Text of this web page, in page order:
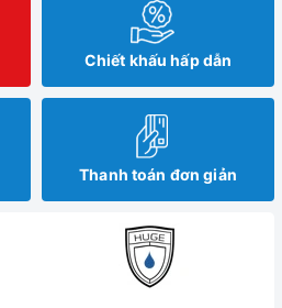
Chiết khấu hấp dẫn
Thanh toán đơn giản